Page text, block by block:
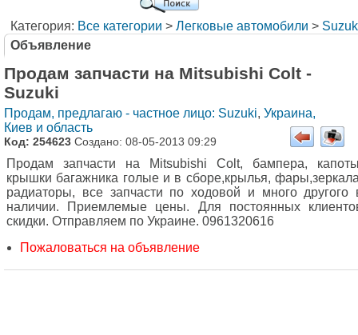
Категория: Все категории > Легковые автомобили >
Объявление
Продам запчасти на Mitsubishi Colt -
Suzuki
Продам, предлагаю - частное лицо: Suzuki, Украина,
Киев и область
Код: 254623 Создано: 08-05-2013 09:29
Продам запчасти на Mitsubishi Colt, бампера,
крышки багажника голые и в сборе,крылья,
радиаторы, все запчасти по ходовой и много другого
наличии. Приемлемые цены. Для постоянных
скидки. Отправляем по Украине. 0961320616
Пожаловаться на объявление